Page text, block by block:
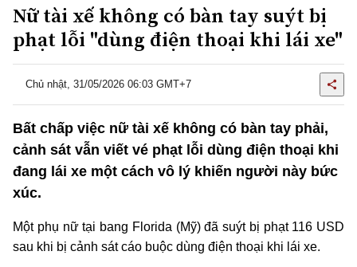
Nữ tài xế không có bàn tay suýt bị
phạt lỗi "dùng điện thoại khi lái xe"
Chủ nhật, 31/05/2026 06:03 GMT+7
Bất chấp việc nữ tài xế không có bàn tay phải,
cảnh sát vẫn viết vé phạt lỗi dùng điện thoại khi
đang lái xe một cách vô lý khiến người này bức
xúc.
Một phụ nữ tại bang Florida (Mỹ) đã suýt bị phạt 116 USD
sau khi bị cảnh sát cáo buộc dùng điện thoại khi lái xe.